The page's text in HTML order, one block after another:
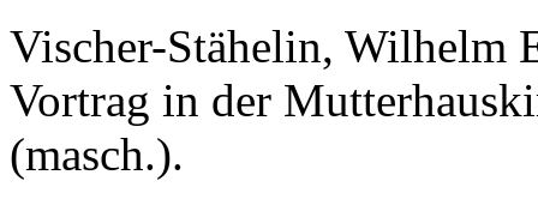
Vischer-Stähelin, Wilhelm
Vortrag in der
(masch.).